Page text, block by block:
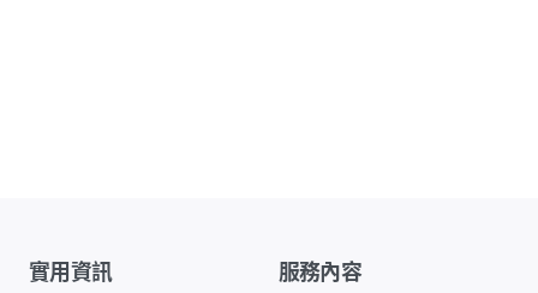
實用資訊 服務內容